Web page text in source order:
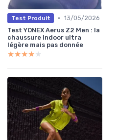
Test Produit • 13/05/2026
Test YONEX Aerus Z2 Men : la
chaussure indoor ultra
légère mais pas donnée
★★★★★
★★★★★